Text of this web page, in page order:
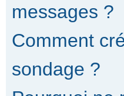
messages ?
Comment
sondage ?